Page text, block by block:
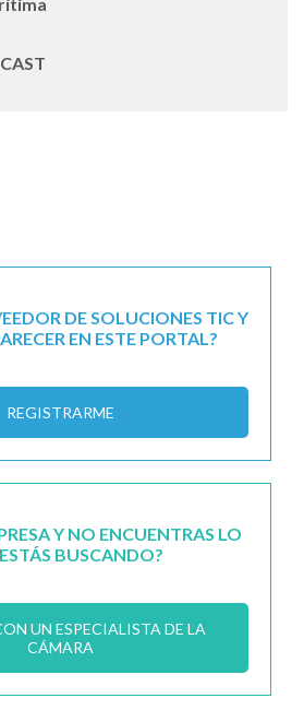
DE SOLUCIONES TIC Y
EN ESTE PORTAL?
REGISTRARME
Y NO ENCUENTRAS LO
BUSCANDO?
UN ESPECIALISTA DE LA
CÁMARA